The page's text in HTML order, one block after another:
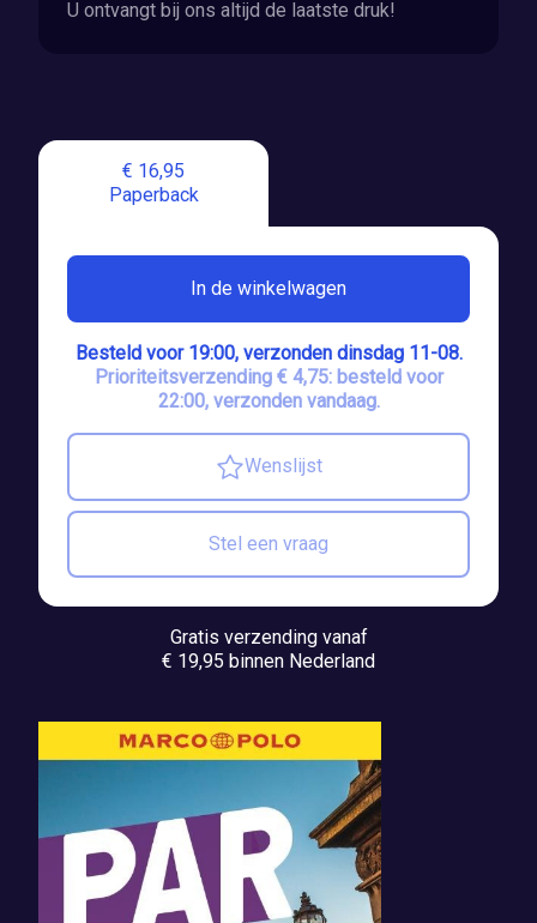
€ 16,95
Paperback
In de winkelwagen
Besteld voor 19:00, verzonden dinsdag 11-08.
Prioriteitsverzending € 4,75: besteld voor
22:00, verzonden vandaag.
Wenslijst
Stel een vraag
Gratis verzending vanaf
€ 19,95 binnen Nederland
U ontvangt bij ons altijd de laatste druk!